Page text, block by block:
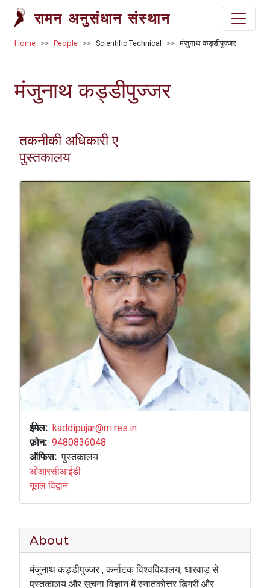
Skip to main content
रामन अनुसंधान संस्थान
Breadcrumb
Home People Scientific Technical मंजुनाथ कड्डीपुज्जर
मंजुनाथ कड्डीपुज्जर
तकनीकी अधिकारी ए
पुस्तकालय
ईमेल
kaddipujar@rri.res.in
फ़ोन
9480836048
ऑफिस
पुस्तकालय
ओआरसीआईडी
गूगल विद्वान
About
मंजुनाथ कड्डीपुज्जर ,कर्नाटक विश्वविद्यालय, धारवाड़ से
पुस्तकालय और सूचना विज्ञान में स्नातकोत्तर डिग्री और